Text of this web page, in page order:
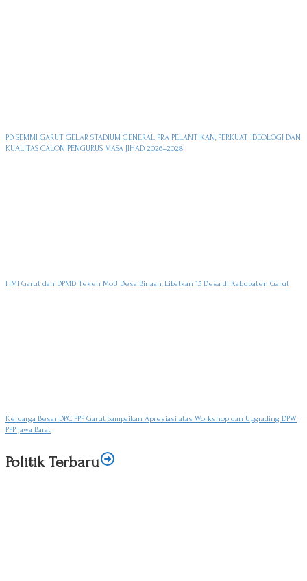
PD SEMMI GARUT GELAR STADIUM GENERAL PRA PELANTIKAN, PERKUAT IDEOLOGI DAN
KUALITAS CALON PENGURUS MASA JIHAD 2026–2028
HMI Garut dan DPMD Teken MoU Desa Binaan, Libatkan 15 Desa di Kabupaten Garut
Keluarga Besar DPC PPP Garut Sampaikan Apresiasi atas Workshop dan Upgrading DPW
PPP Jawa Barat
Politik Terbaru